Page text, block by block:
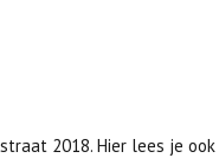
2018. Hier lees je